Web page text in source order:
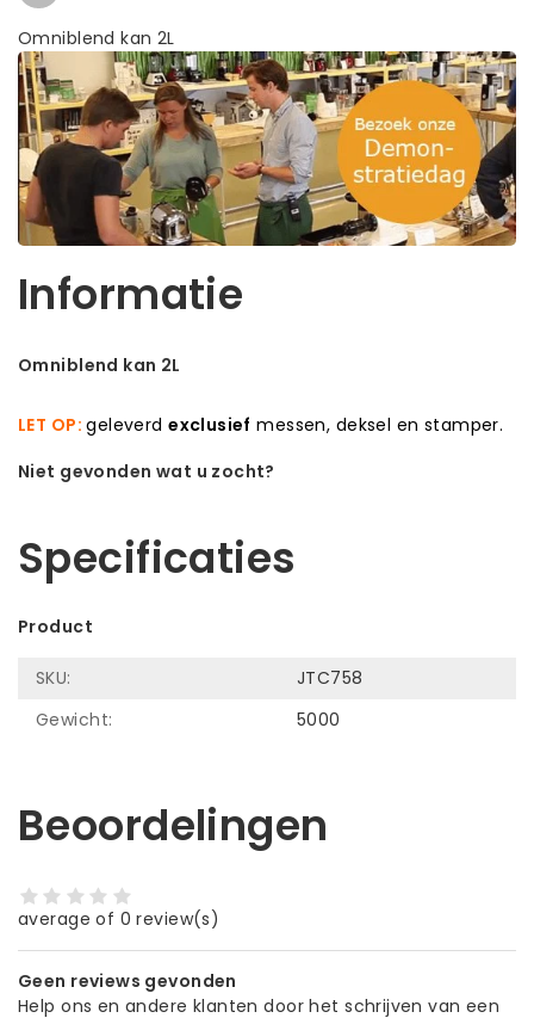
Omniblend kan 2L
Informatie
Omniblend kan 2L
LET OP:geleverdexclusief messen, deksel en stamper.
Niet gevonden wat u zocht?
Specificaties
Product
SKU:
JTC758
Gewicht:
5000
Beoordelingen
average of 0 review(s)
Geen reviews gevonden
Help ons en andere klanten door het schrijven van een